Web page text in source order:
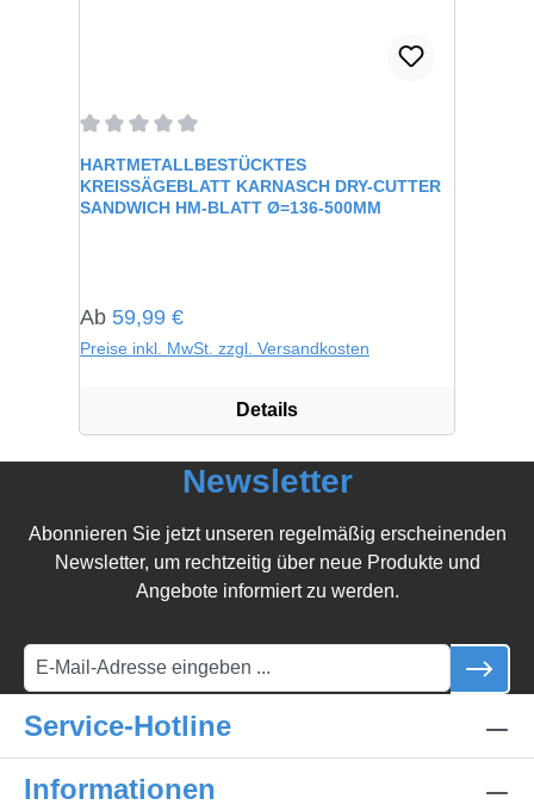
Durchschnittliche Bewertung von 0 von 5 Sternen
HARTMETALLBESTÜCKTES
KREISSÄGEBLATT KARNASCH DRY-CUTTER
SANDWICH HM-BLATT Ø=136-500MM
Regulärer Preis:
Ab 59,99 €
Preise inkl. MwSt. zzgl. Versandkosten
Details
Newsletter
Abonnieren Sie jetzt unseren regelmäßig erscheinenden
Newsletter, um rechtzeitig über neue Produkte und
Angebote informiert zu werden.
Service-Hotline
Informationen